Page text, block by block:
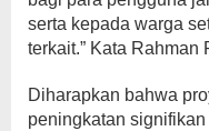
serta kepada warga
terkait.” Kata Rahman
Diharapkan bahwa
peningkatan